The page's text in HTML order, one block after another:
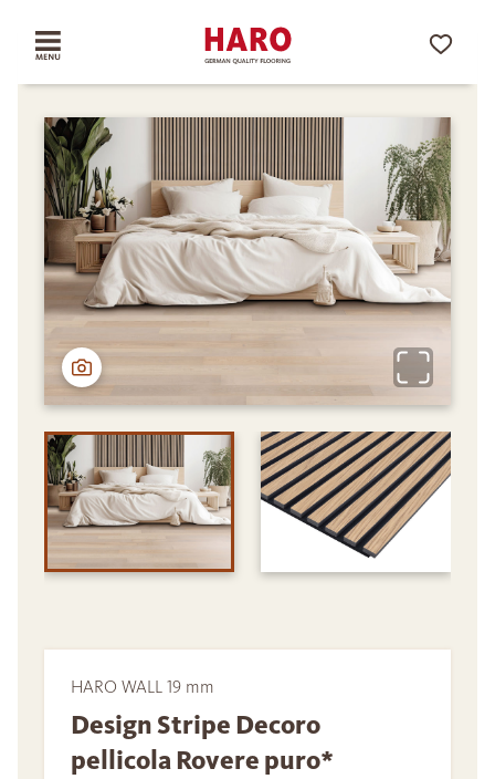
HARO WALL 19 mm
Design Stripe Decoro
pellicola Rovere puro*